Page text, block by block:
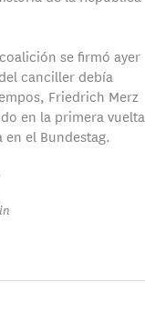
se firmó ayer
canciller debía
Friedrich Merz
en la primera vuelta
en el Bundestag.